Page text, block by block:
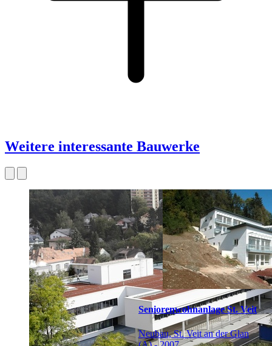
Weitere interessante Bauwerke
Seniorenwohnanlage St. Veit
Neubau, St. Veit an der Glan